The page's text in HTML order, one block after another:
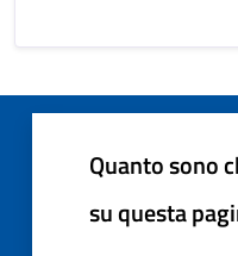
Quanto sono
su questa